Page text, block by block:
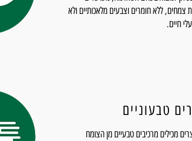
צמחים, ללא חומרים וצבעים מלאכותיים ולא
חיים.
טבעוניים
מכילים מרכיבים טבעיים מן הצומח